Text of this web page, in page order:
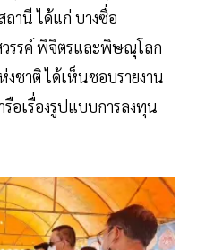
ถานี ได้แก่ บางซื่อ
วรรค์ พิจิตรและพิษณุโลก
ชาติ ได้เห็นชอบรายงาน
รือเรื่องรูปแบบการลงทุน